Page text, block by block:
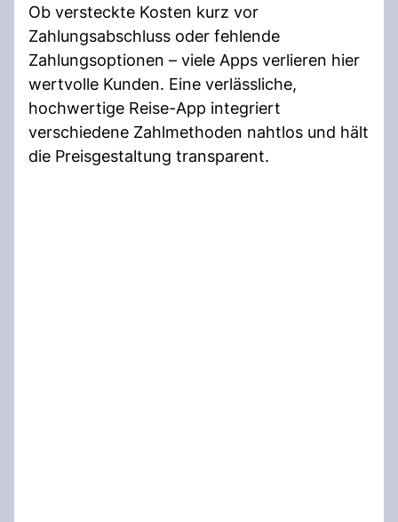
Ob versteckte Kosten kurz vor
Zahlungsabschluss oder fehlende
Zahlungsoptionen – viele Apps verlieren hier
wertvolle Kunden. Eine verlässliche,
hochwertige Reise-App integriert
verschiedene Zahlmethoden nahtlos und hält
die Preisgestaltung transparent.